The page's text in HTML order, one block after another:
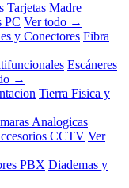
Tarjetas Madre
PC Ver todo →
y Conectores Fibra
Escáneres
→
Tierra Fisica y
Analogicas
CCTV Ver
PBX Diademas y